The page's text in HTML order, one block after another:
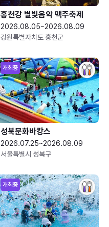
홍천강 별빛음악 맥주축제
2026.08.05~2026.08.09
강원특별자치도 홍천군
개최중
성북문화바캉스
2026.07.25~2026.08.09
서울특별시 성북구
개최중